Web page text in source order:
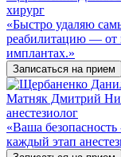
хирург
«Быстро удаляю
реабилитацию — от
имплантах.»
Записаться на прием
Матняк Дмитрий
анестезиолог
«Ваша
каждый этап